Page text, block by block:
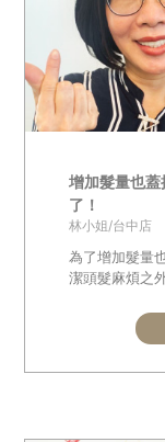
增加髮量也
了！
林小姐/台中店
為了增加髮量
潔頭髮麻煩之